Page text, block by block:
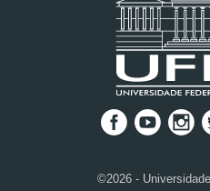
©2026 -